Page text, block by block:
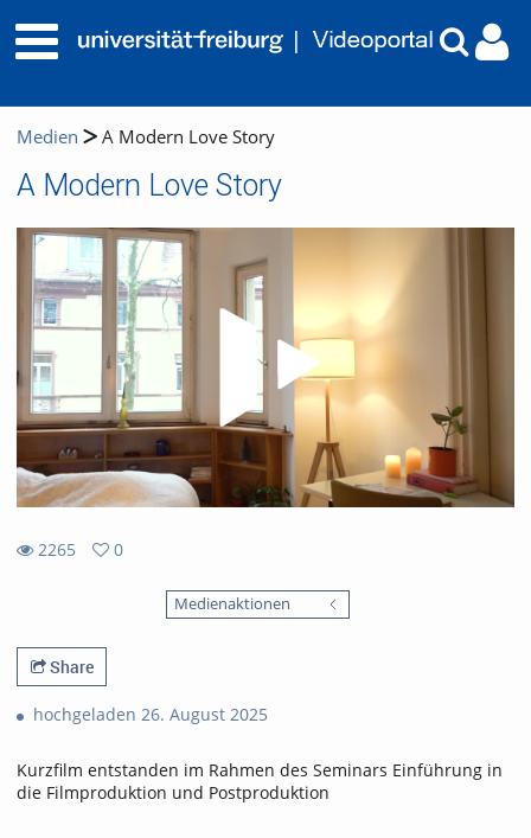
Medien A Modern Love Story
A Modern Love Story
2265
0
Medienaktionen
Share
hochgeladen 26. August 2025
Kurzfilm entstanden im Rahmen des Seminars Einführung in
die Filmproduktion und Postproduktion